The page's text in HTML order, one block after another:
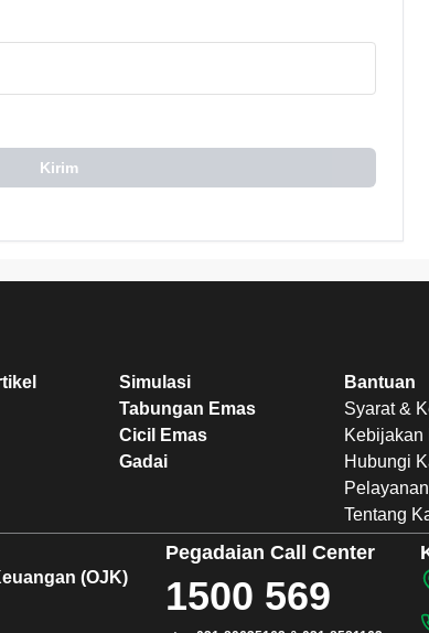
Kirim
Simulasi
Tabungan Emas
Cicil Emas
Gadai
Bantuan
Syarat &
Kebijakan
Hubungi
Tentang
(OJK)
Pegadaian Call Center
1500 569